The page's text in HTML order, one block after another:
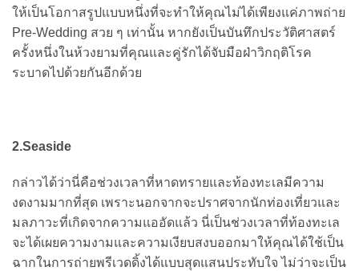
ให้เป็นโอกาสรูปแบบหนึ่งที่จะทำให้คุณไม่ได้เพียงแค่ภาพถ่าย
Pre-Wedding สวย ๆ เท่านั้น หากยังเป็นบันทึกประวัติศาสตร์
ครั้งหนึ่งในห้วงยามที่คุณและคู่รักได้จับมือฝ่าวิกฤติโรค
ระบาดไปด้วยกันอีกด้วย
2.Seaside
กล่าวได้ว่านี่คือช่วงเวลาที่หาดทรายและท้องทะเลมีความ
งดงามมากที่สุด เพราะนอกจากจะปราศจากนักท่องเที่ยวและ
มลภาวะที่เกิดจากความแออัดแล้ว นี่เป็นช่วงเวลาที่ท้องทะเล
จะได้เผยความงามและความเงียบสงบออกมาให้คุณได้ใช้เป็น
ฉากในการถ่ายพรีเวดดิ้งได้แบบสุดแสนประทับใจ ไม่ว่าจะเป็น